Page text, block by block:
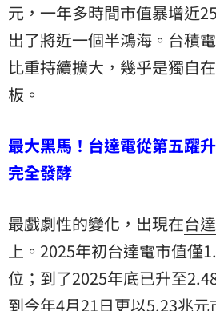
元，一年多時間市值暴增近
出了將近一個半鴻海。台積
比重持續擴大，幾乎是獨自
板。
最大黑馬！台達電從第五躍
完全發酵
最戲劇性的變化，出現在台
上。2025年初台達電市值僅
位；到了2025年底已升至
到今年4月21日更以5.23兆